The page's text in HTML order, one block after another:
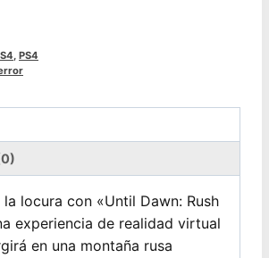
PS4
locura con «Until Dawn: Rush
experiencia de realidad virtual
en una montaña rusa